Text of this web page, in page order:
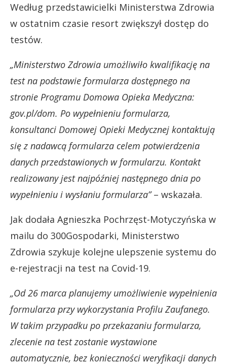
Według przedstawicielki Ministerstwa Zdrowia
w ostatnim czasie resort zwiększył dostęp do
testów.
„Ministerstwo Zdrowia umożliwiło kwalifikację na
test na podstawie formularza dostępnego na
stronie Programu Domowa Opieka Medyczna:
gov.pl/dom. Po wypełnieniu formularza,
konsultanci Domowej Opieki Medycznej kontaktują
się z nadawcą formularza celem potwierdzenia
danych przedstawionych w formularzu. Kontakt
realizowany jest najpóźniej następnego dnia po
wypełnieniu i wysłaniu formularza”– wskazała.
Jak dodała Agnieszka Pochrzęst-Motyczyńska w
mailu do 300Gospodarki, Ministerstwo
Zdrowia szykuje kolejne ulepszenie systemu do
e-rejestracji na test na Covid-19.
„Od 26 marca planujemy umożliwienie wypełnienia
formularza przy wykorzystania Profilu Zaufanego.
W takim przypadku po przekazaniu formularza,
zlecenie na test zostanie wystawione
automatycznie, bez konieczności weryfikacji danych